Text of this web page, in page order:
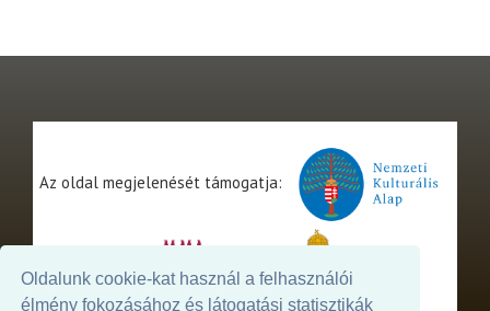
Oldalunk cookie-kat használ a felhasználói
élmény fokozásához és látogatási statisztikák
Az oldal megjelenését támogatja: